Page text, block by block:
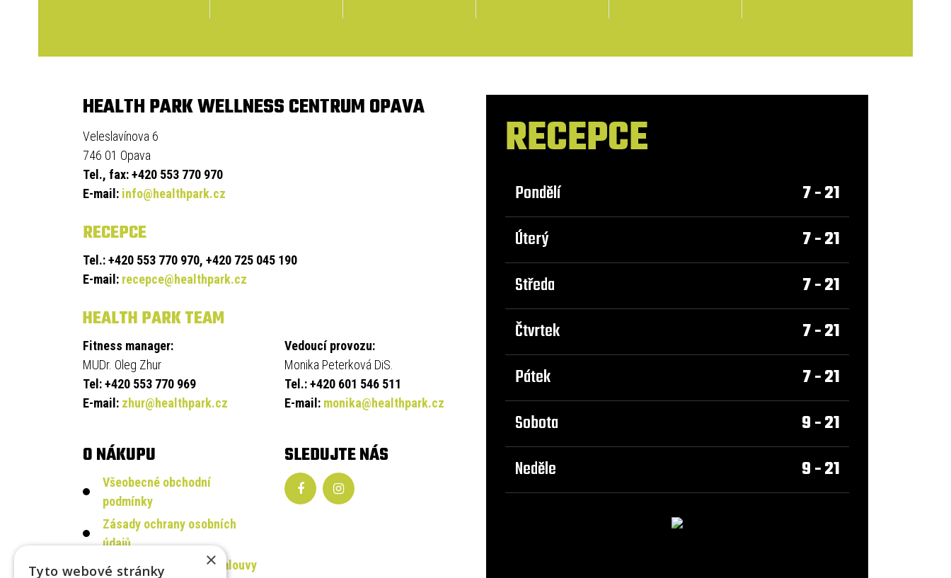
HEALTH PARK WELLNESS CENTRUM OPAVA
Veleslavínova 6
746 01 Opava
Tel., fax: +420 553 770 970
E-mail: info@healthpark.cz
RECEPCE
Tel.: +420 553 770 970, +420 725 045 190
E-mail: recepce@healthpark.cz
HEALTH PARK TEAM
Fitness manager:
MUDr. Oleg Zhur
Tel: +420 553 770 969
E-mail: zhur@healthpark.cz
Vedoucí provozu:
Monika Peterková DiS.
Tel.: +420 601 546 511
E-mail: monika@healthpark.cz
O NÁKUPU
Všeobecné obchodní
podmínky
Zásady ochrany osobních
údajů
Odstoupení od kupní smlouvy
SLEDUJTE NÁS
RECEPCE
Pondělí
7 - 21
Úterý
7 - 21
Středa
7 - 21
Čtvrtek
7 - 21
Pátek
7 - 21
Sobota
9 - 21
Neděle
9 - 21
×
Tyto webové stránky